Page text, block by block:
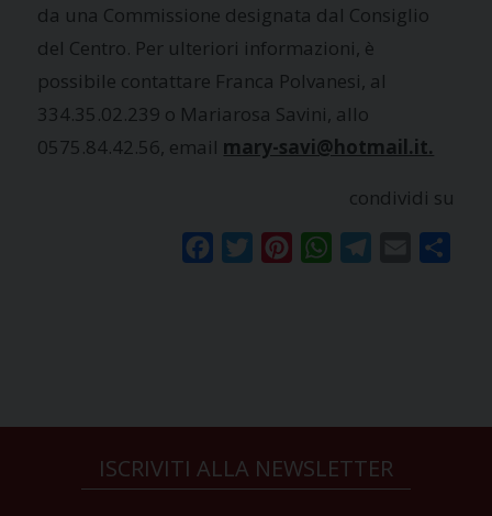
da una Commissione designata dal Consiglio
del Centro. Per ulteriori informazioni, è
possibile contattare Franca Polvanesi, al
334.35.02.239 o Mariarosa Savini, allo
0575.84.42.56, email mary-savi@hotmail.it.
condividi su
FacebookTwitterPinterestWhatsAppTelegram
Email
ISCRIVITI ALLA NEWSLETTER